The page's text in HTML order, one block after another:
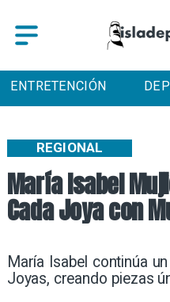
DEPORTES
María Isabel
Cada Joya con
María Isabel continúa
Joyas, creando piezas
REGIONAL